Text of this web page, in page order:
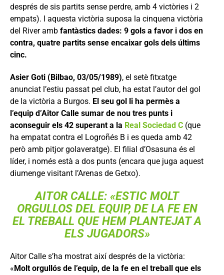
després de sis partits sense perdre, amb 4 victòries i 2
empats). I aquesta victòria suposa la cinquena victòria
del River amb fantàstics dades: 9 gols a favor i dos en
contra, quatre partits sense encaixar gols dels últims
cinc.
Asier Goti (Bilbao, 03/05/1989), el setè fitxatge
anunciat l’estiu passat pel club, ha estat l’autor del gol
de la victòria a Burgos. El seu gol li ha permès a
l’equip d’Aitor Calle sumar de nou tres punts i
aconseguir els 42 superant a la Real Sociedad C (que
ha empatat contra el Logroñés B i es queda amb 42
però amb pitjor golaveratge). El filial d’Osasuna és el
líder, i només està a dos punts (encara que juga aquest
diumenge visitant l’Arenas de Getxo).
AITOR CALLE: «ESTIC MOLT
ORGULLOS DEL EQUIP, DE LA FE EN
EL TREBALL QUE HEM PLANTEJAT A
ELS JUGADORS»
Aitor Calle s’ha mostrat així després de la victòria:
«Molt orgullós de l’equip, de la fe en el treball que els